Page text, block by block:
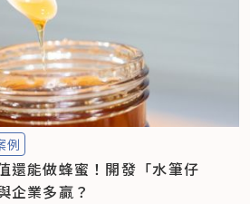
例
還能做蜂蜜！開發「水筆仔
企業多贏？